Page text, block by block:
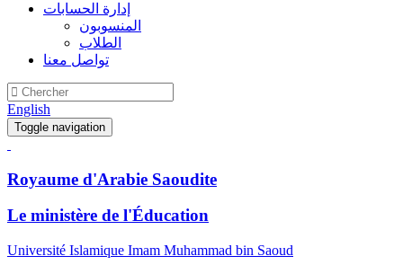
إدارة الحسابات
المنسوبون
الطلاب
تواصل معنا
English
Toggle navigation
Royaume d'Arabie Saoudite
Le ministère de l'Éducation
Université Islamique Imam Muhammad bin Saoud